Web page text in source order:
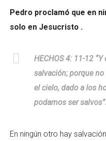
Pedro proclamó que en
solo en Jesucristo .
HECHOS 4: 11-12
salvación; porque
el cielo, dado a los
podamos ser salvos”.
En ningún otro hay